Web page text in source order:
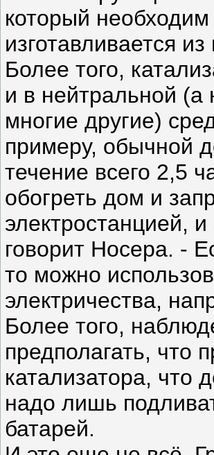
который
изготавливается
Более того,
и в нейтральной
многие другие)
примеру, обычной
течение всего 2,5
обогреть дом и
электростанцией,
говорит Носера. -
то можно
электричества,
Более того,
предполагать, что
катализатора, что
надо лишь
батарей.